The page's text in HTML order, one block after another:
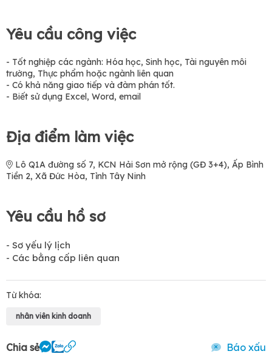
Yêu cầu công việc
- Tốt nghiệp các ngành: Hóa học, Sinh học, Tài nguyên môi
trường, Thực phẩm hoặc ngành liên quan
- Có khả năng giao tiếp và đàm phán tốt.
- Biết sử dụng Excel, Word, email
Địa điểm làm việc
Lô Q1A đường số 7, KCN Hải Sơn mở rộng (GĐ 3+4), Ấp Bình
Tiền 2, Xã Đức Hòa, Tỉnh Tây Ninh
Yêu cầu hồ sơ
- Sơ yếu lý lịch
- Các bằng cấp liên quan
Từ khóa:
nhân viên kinh doanh
Chia sẻ Báo xấu